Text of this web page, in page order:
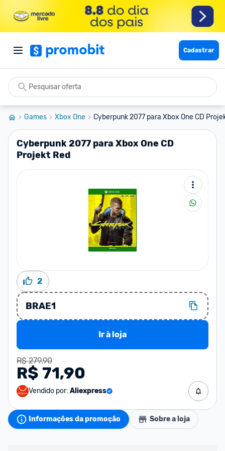
Cadastrar
Games Xbox One Cyberpunk 2077 para Xbox One CD
Cyberpunk 2077 para Xbox One CD
Projekt Red
2
BRAE1
Ir à loja
R$ 279,90
R$ 71,90
Vendido por: Aliexpress
Informações da promoção Sobre a loja